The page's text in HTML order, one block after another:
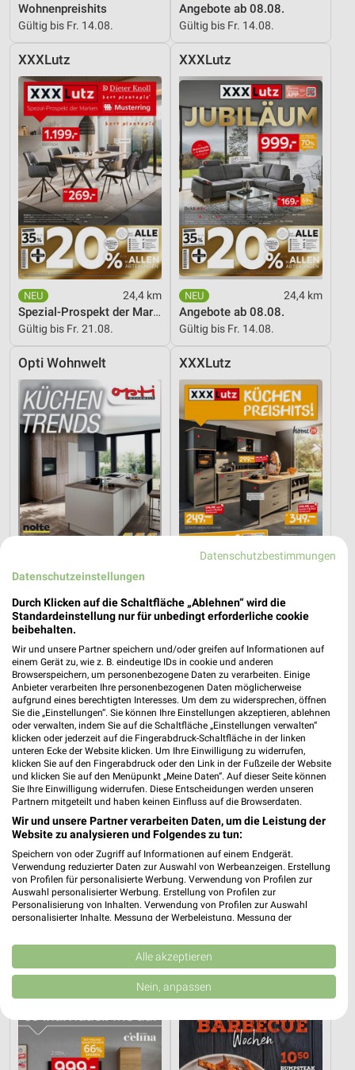
Wohnenpreishits
Gültig bis Fr. 14.08.
Angebote ab 08.08.
Gültig bis Fr. 14.08.
XXXLutz
24,4 km
Spezial-Prospekt der Marken
Gültig bis Fr. 21.08.
XXXLutz
24,4 km
Angebote ab 08.08.
Gültig bis Fr. 14.08.
Opti Wohnwelt
19,9 km
Küchentrends
Gültig bis Mi. 30.09.
XXXLutz
24,4 km
Küchen Preishits!
XXXLutz
24,4 km
Musterring
XXXLutz
24,4 km
Gartenmöbel-Abverkauf
XXXLutz XXXLutz
Datenschutzbestimmungen
Datenschutzeinstellungen
Durch Klicken auf die Schaltfläche „Ablehnen“ wird die
Standardeinstellung nur für unbedingt erforderliche cookie
beibehalten.
Wir und unsere Partner speichern und/oder greifen auf Informationen auf
einem Gerät zu, wie z. B. eindeutige IDs in cookie und anderen
Browserspeichern, um personenbezogene Daten zu verarbeiten. Einige
Anbieter verarbeiten Ihre personenbezogenen Daten möglicherweise
aufgrund eines berechtigten Interesses. Um dem zu widersprechen, öffnen
Sie die „Einstellungen“. Sie können Ihre Einstellungen akzeptieren, ablehnen
oder verwalten, indem Sie auf die Schaltfläche „Einstellungen verwalten“
klicken oder jederzeit auf die Fingerabdruck-Schaltfläche in der linken
unteren Ecke der Website klicken. Um Ihre Einwilligung zu widerrufen,
klicken Sie auf den Fingerabdruck oder den Link in der Fußzeile der Website
und klicken Sie auf den Menüpunkt „Meine Daten“. Auf dieser Seite können
Sie Ihre Einwilligung widerrufen. Diese Entscheidungen werden unseren
Partnern mitgeteilt und haben keinen Einfluss auf die Browserdaten.
Wir und unsere Partner verarbeiten Daten, um die Leistung der
Website zu analysieren und Folgendes zu tun:
Speichern von oder Zugriff auf Informationen auf einem Endgerät.
Verwendung reduzierter Daten zur Auswahl von Werbeanzeigen. Erstellung
von Profilen für personalisierte Werbung. Verwendung von Profilen zur
Auswahl personalisierter Werbung. Erstellung von Profilen zur
Personalisierung von Inhalten. Verwendung von Profilen zur Auswahl
personalisierter Inhalte. Messung der Werbeleistung. Messung der
Kombinationen von Daten aus verschiedenen Quellen. Entwicklung und
Verbesserung der Angebote. Verwendung reduzierter Daten zur Auswahl
von Inhalten.
Daten können außerhalb der Europäischen Union weitergegeben und in die
USA gesendet werden.
Website/App.
Partnerliste anzeigen (1 IAB-Anbieter)
Wir nutzen Ihre Daten für folgende Zwecke:
Alle akzeptieren
Nein, anpassen